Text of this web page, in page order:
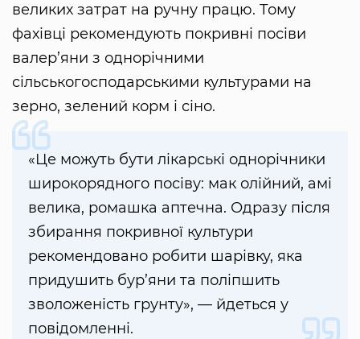
великих затрат на ручну працю. Тому
фахівці рекомендують покривні посіви
валер’яни з однорічними
сільськогосподарськими культурами на
зерно, зелений корм і сіно.
«Це можуть бути лікарські однорічники
широкорядного посіву: мак олійний, амі
велика, ромашка аптечна. Одразу після
збирання покривної культури
рекомендовано робити шарівку, яка
придушить бур’яни та поліпшить
зволоженість грунту», — йдеться у
повідомленні.